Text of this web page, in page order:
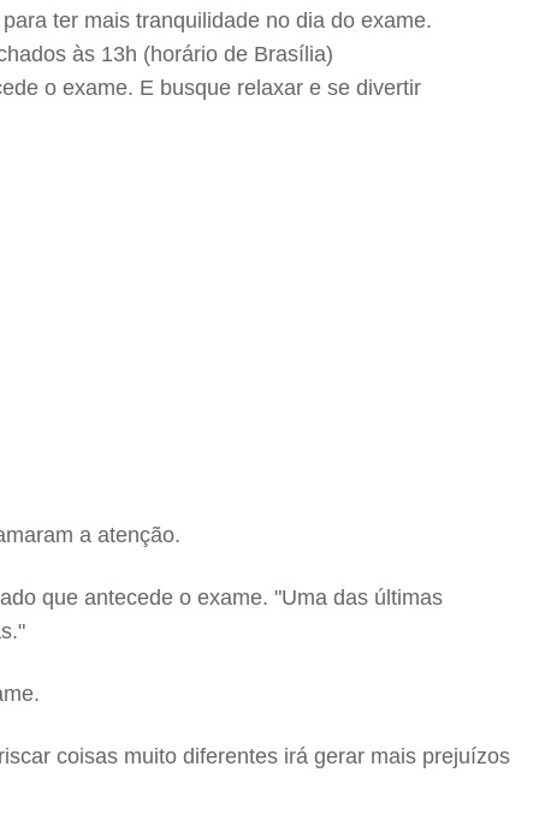
ter mais tranquilidade no dia do exame.
às 13h (horário de Brasília)
o exame. E busque relaxar e se divertir
a atenção.
que antecede o exame. "Uma das últimas
coisas muito diferentes irá gerar mais prejuízos